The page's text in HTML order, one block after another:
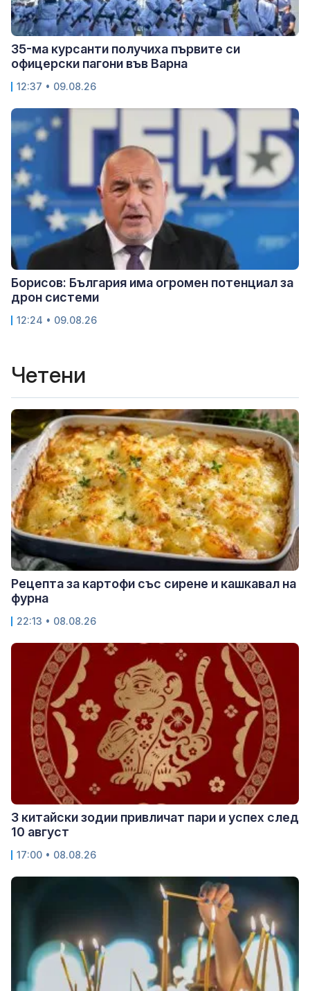
35-ма курсанти получиха първите си
офицерски пагони във Варна
12:37 • 09.08.26
Борисов: България има огромен потенциал за
дрон системи
12:24 • 09.08.26
Четени
Рецепта за картофи със сирене и кашкавал на
фурна
22:13 • 08.08.26
3 китайски зодии привличат пари и успех след
10 август
17:00 • 08.08.26